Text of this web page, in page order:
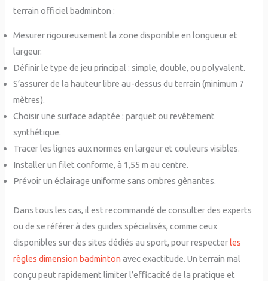
terrain officiel badminton :
Mesurer rigoureusement la zone disponible en longueur et
largeur.
Définir le type de jeu principal : simple, double, ou polyvalent.
S’assurer de la hauteur libre au-dessus du terrain (minimum 7
mètres).
Choisir une surface adaptée : parquet ou revêtement
synthétique.
Tracer les lignes aux normes en largeur et couleurs visibles.
Installer un filet conforme, à 1,55 m au centre.
Prévoir un éclairage uniforme sans ombres gênantes.
Dans tous les cas, il est recommandé de consulter des experts
ou de se référer à des guides spécialisés, comme ceux
disponibles sur des sites dédiés au sport, pour respecterles
règles dimension badminton avec exactitude. Un terrain mal
conçu peut rapidement limiter l’efficacité de la pratique et